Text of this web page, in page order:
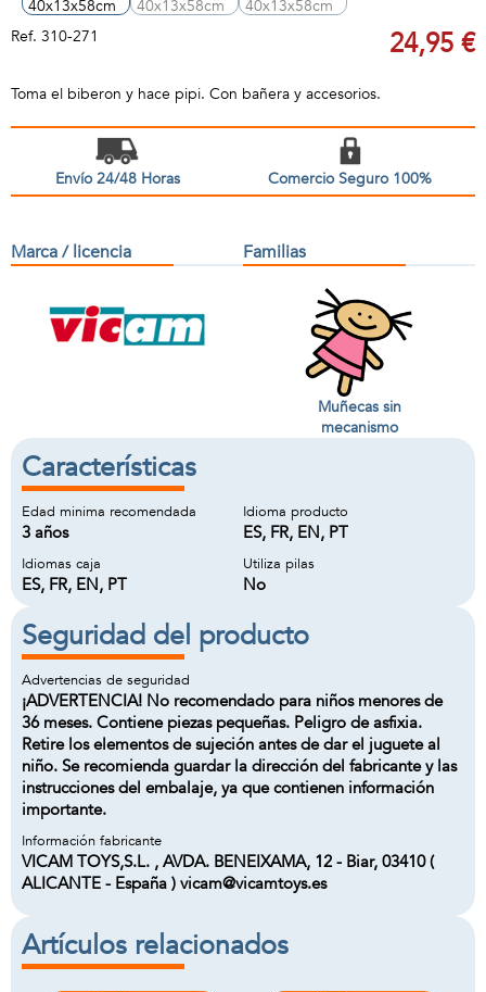
Ref. 310-271 24,95 €
Toma el biberon y hace pipi. Con bañera y accesorios.
Envío 24/48 Horas Comercio Seguro 100%
Marca / licencia Familias
Muñecas sin
mecanismo
Características
Edad minima recomendada
3 años
Idioma producto
ES, FR, EN, PT
Idiomas caja
ES, FR, EN, PT
Utiliza pilas
No
Seguridad del producto
Advertencias de seguridad
¡ADVERTENCIA! No recomendado para niños menores de
36 meses. Contiene piezas pequeñas. Peligro de asfixia.
Retire los elementos de sujeción antes de dar el juguete al
niño. Se recomienda guardar la dirección del fabricante y las
instrucciones del embalaje, ya que contienen información
importante.
Información fabricante
VICAM TOYS,S.L. , AVDA. BENEIXAMA, 12 - Biar, 03410 (
ALICANTE - España ) vicam@vicamtoys.es
Artículos relacionados